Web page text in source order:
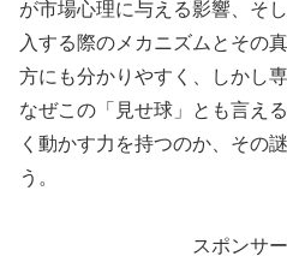
が市場心理に与える影響、そ
入する際のメカニズムとその
方にも分かりやすく、しかし
なぜこの「見せ球」とも言え
く動かす力を持つのか、その
う。
スポンサ